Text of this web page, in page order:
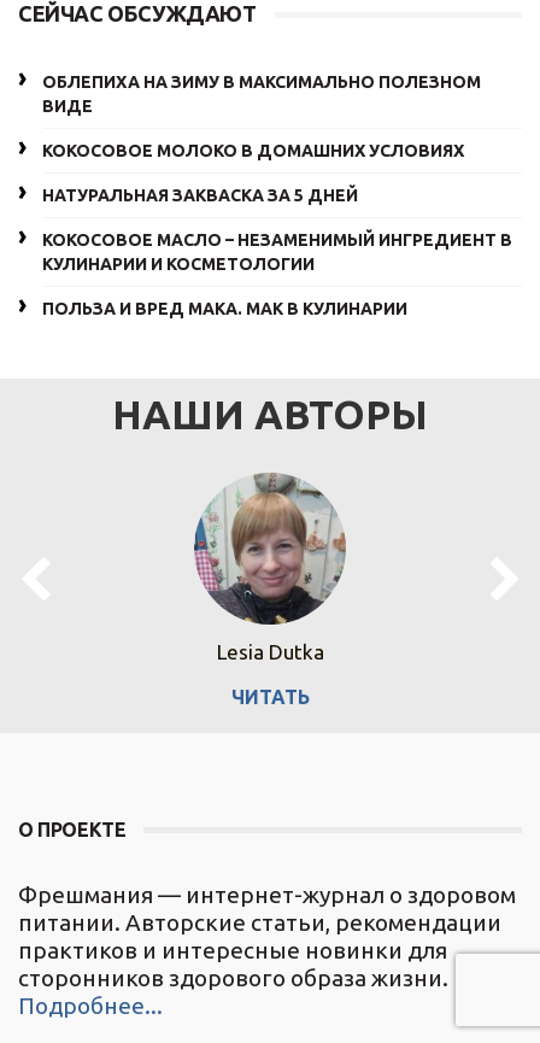
СЕЙЧАС ОБСУЖДАЮТ
ОБЛЕПИХА НА ЗИМУ В МАКСИМАЛЬНО ПОЛЕЗНОМ
ВИДЕ
КОКОСОВОЕ МОЛОКО В ДОМАШНИХ УСЛОВИЯХ
НАТУРАЛЬНАЯ ЗАКВАСКА ЗА 5 ДНЕЙ
КОКОСОВОЕ МАСЛО – НЕЗАМЕНИМЫЙ ИНГРЕДИЕНТ В
КУЛИНАРИИ И КОСМЕТОЛОГИИ
ПОЛЬЗА И ВРЕД МАКА. МАК В КУЛИНАРИИ
НАШИ АВТОРЫ
Lesia Dutka
ЧИТАТЬ
О ПРОЕКТЕ
Фрешмания — интернет-журнал о здоровом
питании. Авторские статьи, рекомендации
практиков и интересные новинки для
сторонников здорового образа жизни.
Подробнее...